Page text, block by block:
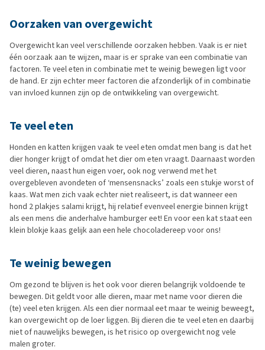
Oorzaken van overgewicht
Overgewicht kan veel verschillende oorzaken hebben. Vaak is er niet
één oorzaak aan te wijzen, maar is er sprake van een combinatie van
factoren. Te veel eten in combinatie met te weinig bewegen ligt voor
de hand. Er zijn echter meer factoren die afzonderlijk of in combinatie
van invloed kunnen zijn op de ontwikkeling van overgewicht.
Te veel eten
Honden en katten krijgen vaak te veel eten omdat men bang is dat het
dier honger krijgt of omdat het dier om eten vraagt. Daarnaast worden
veel dieren, naast hun eigen voer, ook nog verwend met het
overgebleven avondeten of ‘mensensnacks’ zoals een stukje worst of
kaas. Wat men zich vaak echter niet realiseert, is dat wanneer een
hond 2 plakjes salami krijgt, hij relatief evenveel energie binnen krijgt
als een mens die anderhalve hamburger eet! En voor een kat staat een
klein blokje kaas gelijk aan een hele chocoladereep voor ons!
Te weinig bewegen
Om gezond te blijven is het ook voor dieren belangrijk voldoende te
bewegen. Dit geldt voor alle dieren, maar met name voor dieren die
(te) veel eten krijgen. Als een dier normaal eet maar te weinig beweegt,
kan overgewicht op de loer liggen. Bij dieren die te veel eten en daarbij
niet of nauwelijks bewegen, is het risico op overgewicht nog vele
malen groter.